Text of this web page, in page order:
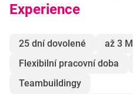
Experience
25 dní dovolené
až 3
Flexibilní pracovní doba
Teambuildingy